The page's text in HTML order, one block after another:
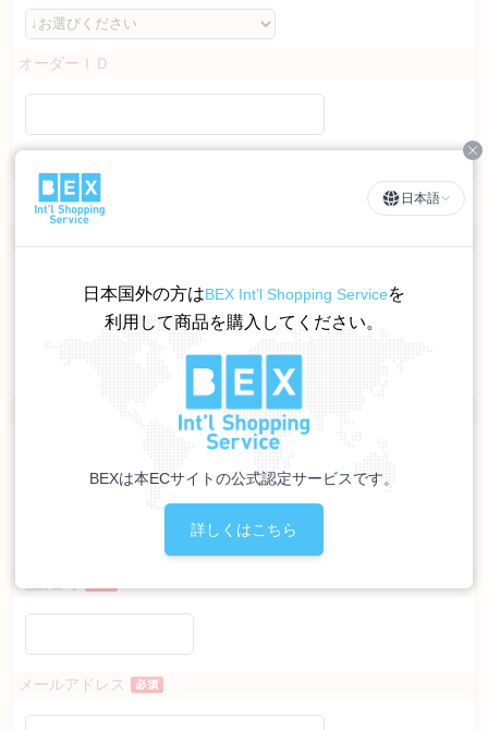
オーダーＩＤ
オーガニックコットンはらまき ダウンパック入り
（全角カナで入力してください）
メールアドレス
日本語
日本国外の方はBEX Int’l Shopping Serviceを
利用して商品を購入してください。
BEXは本ECサイトの公式認定サービスです。
詳しくはこちら